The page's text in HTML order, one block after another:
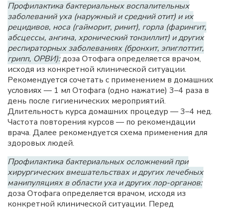
Профилактика бактериальных воспалительных
заболеваний уха (наружный и средний отит) и их
рецидивов, носа (гайморит, ринит), горла (фарингит,
абсцессы, ангина, хронический тонзиллит) и других
респираторных заболеваниях (бронхит, эпиглоттит,
грипп, ОРВИ):доза Отофага определяется врачом,
исходя из конкретной клинической ситуации.
Рекомендуется сочетать с применением в домашних
условиях — 1 мл Отофага (одно нажатие) 3–4 раза в
день после гигиенических мероприятий.
Длительность курса домашних процедур — 3–4 нед.
Частота повторения курсов — по рекомендации
врача. Далее рекомендуется схема применения для
здоровых людей.
Профилактика бактериальных осложнений при
хирургических вмешательствах и других лечебных
манипуляциях в области уха и других лор-органов:
доза Отофага определяется врачом, исходя из
конкретной клинической ситуации. Перед